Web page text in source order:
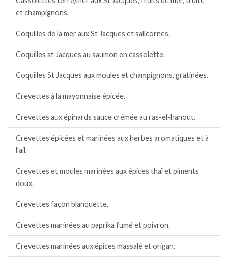
et champignons.
Coquilles de la mer aux St Jacques et salicornes.
Coquilles st Jacques au saumon en cassolette.
Coquilles St Jacques aux moules et champignons, gratinées.
Crevettes à la mayonnaise épicée.
Crevettes aux épinards sauce crémée au ras-el-hanout.
Crevettes épicées et marinées aux herbes aromatiques et à
l’ail.
Crevettes et moules marinées aux épices thaï et piments
doux.
Crevettes façon blanquette.
Crevettes marinées au paprika fumé et poivron.
Crevettes marinées aux épices massalé et origan.